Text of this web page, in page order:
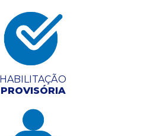
HABILITAÇÃO
PROVISÓRIA